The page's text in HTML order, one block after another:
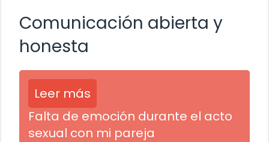
Comunicación abierta y
honesta
Leer más
Falta de emoción durante el acto
sexual con mi pareja